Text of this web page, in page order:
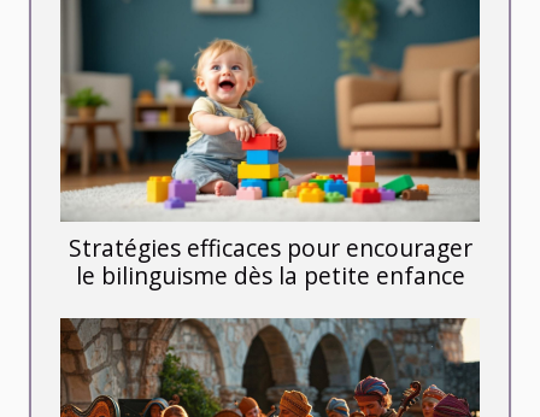
Stratégies efficaces pour encourager
le bilinguisme dès la petite enfance